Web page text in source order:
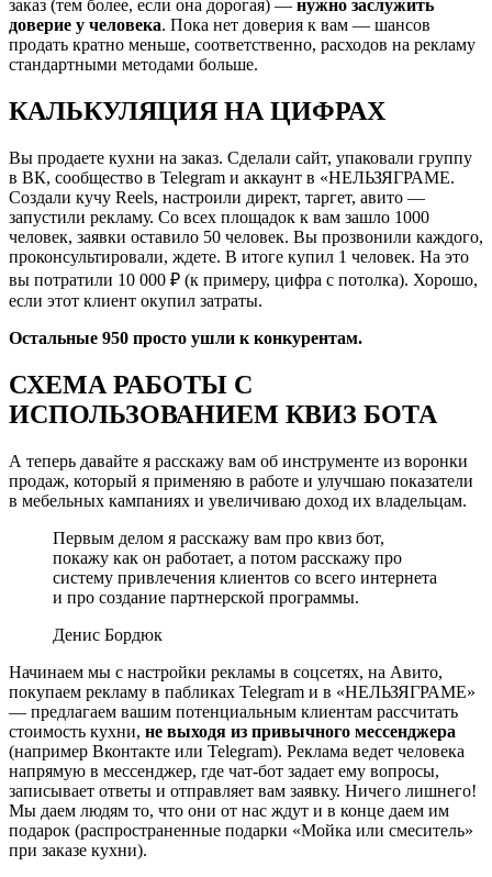
заказ (тем более, если она дорогая) — нужно заслужить
доверие у человека. Пока нет доверия к вам — шансов
продать кратно меньше, соответственно, расходов на рекламу
стандартными методами больше.
КАЛЬКУЛЯЦИЯ НА ЦИФРАХ
Вы продаете кухни на заказ. Сделали сайт, упаковали группу
в ВК, сообщество в Telegram и аккаунт в «НЕЛЬЗЯГРАМЕ.
Создали кучу Reels, настроили директ, таргет, авито —
запустили рекламу. Со всех площадок к вам зашло 1000
человек, заявки оставило 50 человек. Вы прозвонили каждого,
проконсультировали, ждете. В итоге купил 1 человек. На это
вы потратили 10 000 ₽ (к примеру, цифра с потолка). Хорошо,
если этот клиент окупил затраты.
Остальные 950 просто ушли к конкурентам.
СХЕМА РАБОТЫ С
ИСПОЛЬЗОВАНИЕМ КВИЗ БОТА
А теперь давайте я расскажу вам об инструменте из воронки
продаж, который я применяю в работе и улучшаю показатели
в мебельных кампаниях и увеличиваю доход их владельцам.
Первым делом я расскажу вам про квиз бот,
покажу как он работает, а потом расскажу про
систему привлечения клиентов со всего интернета
и про создание партнерской программы.
Денис Бордюк
Начинаем мы с настройки рекламы в соцсетях, на Авито,
покупаем рекламу в пабликах Telegram и в «НЕЛЬЗЯГРАМЕ»
— предлагаем вашим потенциальным клиентам рассчитать
стоимость кухни, не выходя из привычного мессенджера
(например Вконтакте или Telegram). Реклама ведет человека
напрямую в мессенджер, где чат-бот задает ему вопросы,
записывает ответы и отправляет вам заявку. Ничего лишнего!
Мы даем людям то, что они от нас ждут и в конце даем им
подарок (распространенные подарки «Мойка или смеситель»
при заказе кухни).